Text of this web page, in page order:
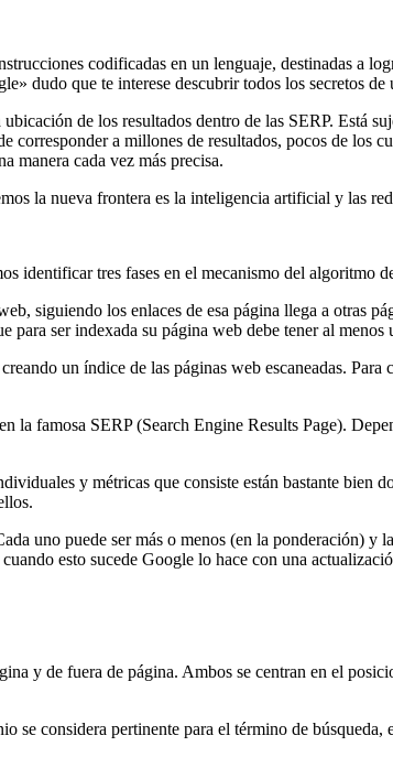
codificadas en un lenguaje, destinadas a
dudo que te interese descubrir todos los secretos de
de los resultados dentro de las SERP. Está
a millones de resultados, pocos de los
manera cada vez más precisa.
la nueva frontera es la inteligencia artificial y las
identificar tres fases en el mecanismo del algoritmo
siguiendo los enlaces de esa página llega a otras
para ser indexada su página web debe tener al menos
un índice de las páginas web escaneadas.
famosa SERP (Search Engine Results Page).
y métricas que consiste están bastante bien
uno puede ser más o menos (en la ponderación) y
esto sucede Google lo hace con una
y de fuera de página. Ambos se centran en el
se considera pertinente para el término de